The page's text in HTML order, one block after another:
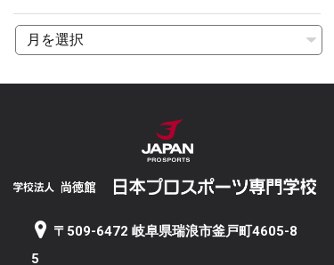
〒509-6472 岐阜県瑞浪市釜戸町4605-8
5